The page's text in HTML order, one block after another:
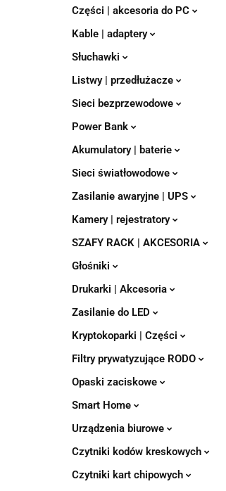
Części | akcesoria do PC
Kable | adaptery
Słuchawki
Listwy | przedłużacze
Sieci bezprzewodowe
Power Bank
Akumulatory | baterie
Sieci światłowodowe
Zasilanie awaryjne | UPS
Kamery | rejestratory
SZAFY RACK | AKCESORIA
Głośniki
Drukarki | Akcesoria
Zasilanie do LED
Kryptokoparki | Części
Filtry prywatyzujące RODO
Opaski zaciskowe
Smart Home
Urządzenia biurowe
Czytniki kodów kreskowych
Czytniki kart chipowych